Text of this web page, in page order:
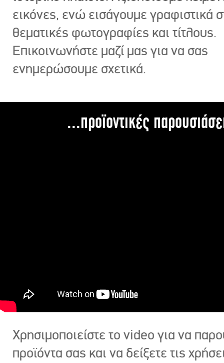
εικόνες, ενώ εισάγουμε γραφιστικά
θεματικές φωτογραφίες και τίτλους.
Επικοινωνήστε μαζί μας για να σας
ενημερώσουμε σχετικά.
...προϊοντικές
Χρησιμοποιείστε το video για να
προϊόντα σας και να δείξετε τις